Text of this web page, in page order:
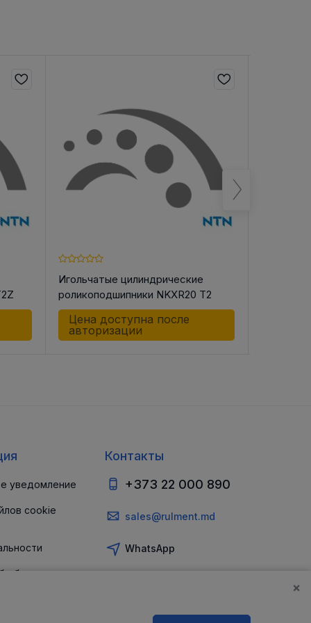
Игольчатые цилиндрические
роликоподшипники NKXR20 T2
Цена доступна после
авторизации
уведомление
cookie
обеспечении
Контакты
+373 22 000 890
sales@rulment.md
WhatsApp
×